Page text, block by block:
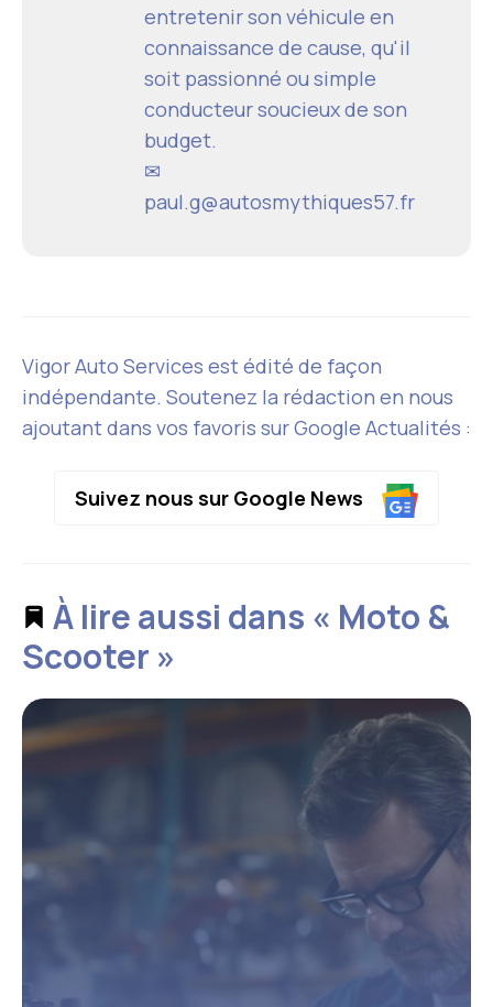
entretenir son véhicule en
connaissance de cause, qu'il
soit passionné ou simple
conducteur soucieux de son
budget.
✉
paul.g@autosmythiques57.fr
Vigor Auto Services est édité de façon
indépendante. Soutenez la rédaction en nous
ajoutant dans vos favoris sur Google Actualités :
Suivez nous sur Google News
À lire aussi dans « Moto &
Scooter »